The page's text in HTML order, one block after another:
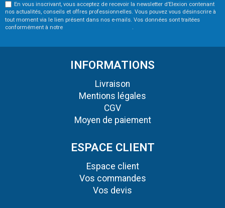
En vous inscrivant, vous acceptez de recevoir la newsletter d’Elexion contenant
nos actualités, conseils et offres professionnelles. Vous pouvez vous désinscrire à
tout moment via le lien présent dans nos e-mails. Vos données sont traitées
conformément à notre
.
INFORMATIONS
Livraison
Mentions légales
CGV
Moyen de paiement
ESPACE CLIENT
Espace client
Vos commandes
Vos devis